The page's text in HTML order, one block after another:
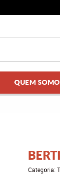
QUEM
Categoria: